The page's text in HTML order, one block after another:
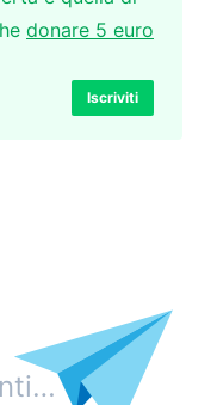
donare 5 euro
Iscriviti